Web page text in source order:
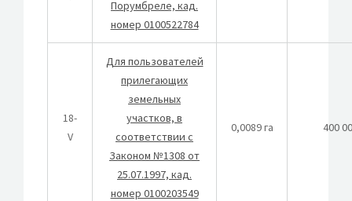
Порумбреле, кад.
номер 0100522784
18-
V
Для пользователей
прилегающих
земельных
участков, в
соответствии с
Законом №1308 от
25.07.1997, кад.
номер 0100203549
0,0089 га 400